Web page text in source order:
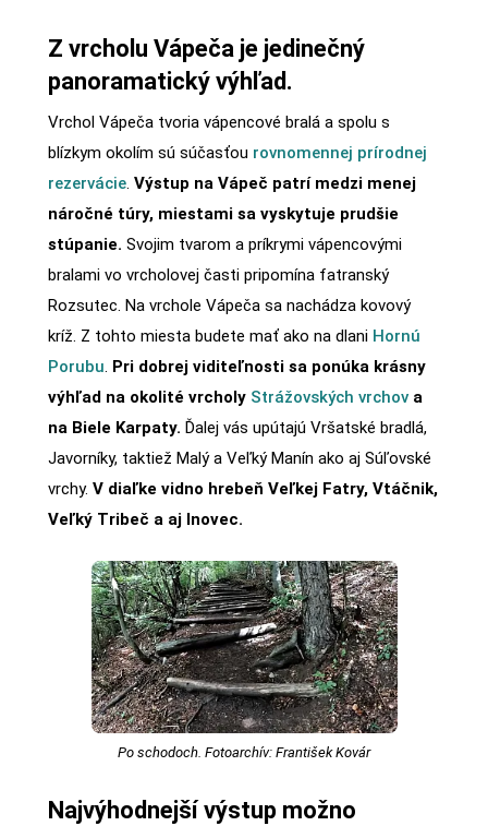
Z vrcholu Vápeča je jedinečný
panoramatický výhľad.
Vrchol Vápeča tvoria vápencové bralá a spolu s
blízkym okolím sú súčasťou rovnomennej prírodnej
rezervácie. Výstup na Vápeč patrí medzi menej
náročné túry, miestami sa vyskytuje prudšie
stúpanie. Svojim tvarom a príkrymi vápencovými
bralami vo vrcholovej časti pripomína fatranský
Rozsutec. Na vrchole Vápeča sa nachádza kovový
kríž. Z tohto miesta budete mať ako na dlani Hornú
Porubu. Pri dobrej viditeľnosti sa ponúka krásny
výhľad na okolité vrcholy Strážovských vrchova
na Biele Karpaty. Ďalej vás upútajú Vršatské bradlá,
Javorníky, taktiež Malý a Veľký Manín ako aj Súľovské
vrchy. V diaľke vidno hrebeň Veľkej Fatry, Vtáčnik,
Veľký Tribeč a aj Inovec.
Po schodoch. Fotoarchív: František Kovár
Najvýhodnejší výstup možno